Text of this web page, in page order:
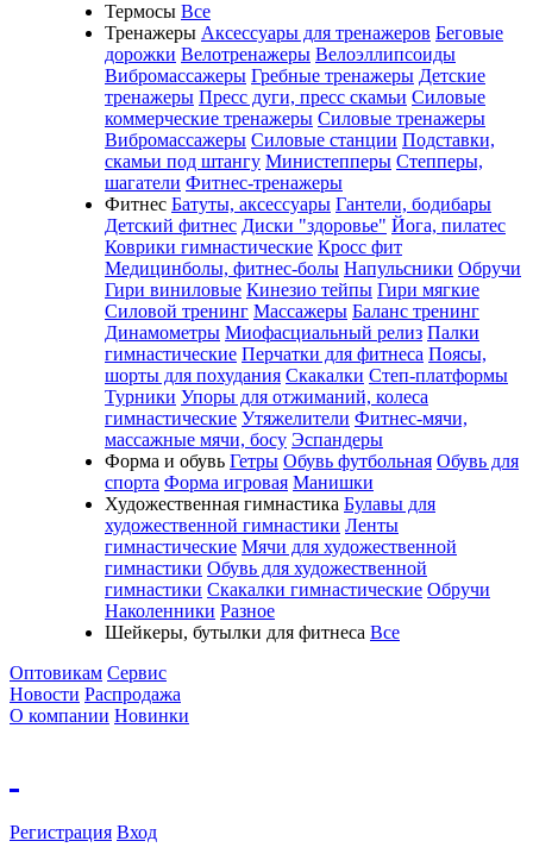
Термосы Все
Тренажеры Аксессуары для тренажеров Беговые
дорожки Велотренажеры Велоэллипсоиды
Вибромассажеры Гребные тренажеры Детские
тренажеры Пресс дуги, пресс скамьи Силовые
коммерческие тренажеры Силовые тренажеры
Вибромассажеры Силовые станции Подставки,
скамьи под штангу Министепперы Степперы,
шагатели Фитнес-тренажеры
Фитнес Батуты, аксессуары Гантели, бодибары
Детский фитнес Диски "здоровье" Йога, пилатес
Коврики гимнастические Кросс фит
Медицинболы, фитнес-болы Напульсники Обручи
Гири виниловые Кинезио тейпы Гири мягкие
Силовой тренинг Массажеры Баланс тренинг
Динамометры Миофасциальный релиз Палки
гимнастические Перчатки для фитнеса Поясы,
шорты для похудания Скакалки Степ-платформы
Турники Упоры для отжиманий, колеса
гимнастические Утяжелители Фитнес-мячи,
массажные мячи, босу Эспандеры
Форма и обувь Гетры Обувь футбольная Обувь для
спорта Форма игровая Манишки
Художественная гимнастика Булавы для
художественной гимнастики Ленты
гимнастические Мячи для художественной
гимнастики Обувь для художественной
гимнастики Скакалки гимнастические Обручи
Наколенники Разное
Шейкеры, бутылки для фитнеса Все
Оптовикам Сервис
Новости Распродажа
О компании Новинки
Регистрация Вход